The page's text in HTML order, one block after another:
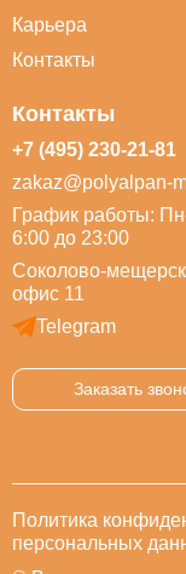
Карьера
Контакты
Контакты
+7 (495) 230-21-81
zakaz@polyalpan-
График работы:
6:00 до 23:00
Соколово-
офис 11
Telegram
Заказать
Политика
персональных